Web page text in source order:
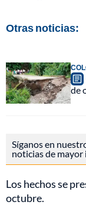
Otras noticias:
de
Síganos en
noticias de mayor
Los hechos se
octubre.